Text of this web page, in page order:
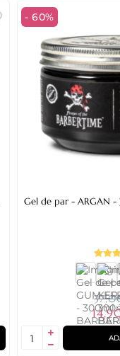
- 60%
Gel de par - ARGAN -